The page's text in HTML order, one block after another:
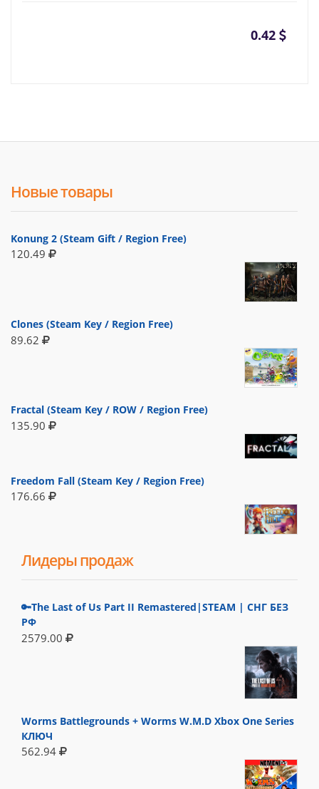
0.42
Новые товары
Konung 2 (Steam Gift / Region Free)
120.49
Clones (Steam Key / Region Free)
89.62
Fractal (Steam Key / ROW / Region Free)
135.90
Freedom Fall (Steam Key / Region Free)
176.66
Лидеры продаж
🔑The Last of Us Part II Remastered|STEAM | СНГ БЕЗ
РФ
2579.00
Worms Battlegrounds + Worms W.M.D Xbox One Series
КЛЮЧ
562.94